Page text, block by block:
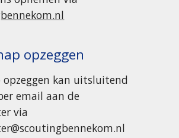
opzeggen
kan uitsluitend
email aan de
via